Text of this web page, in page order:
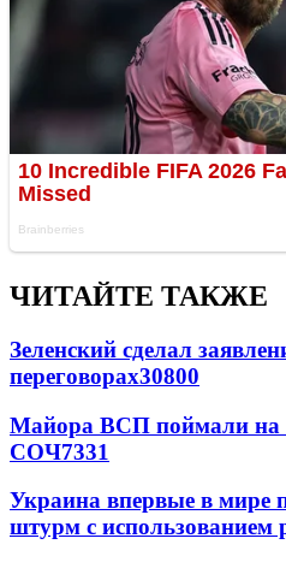
ЧИТАЙТЕ ТАКЖЕ
Зеленский сделал
переговорах30800
Майора ВСП поймали
СОЧ7331
Украина впервые в мире
штурм с использованием